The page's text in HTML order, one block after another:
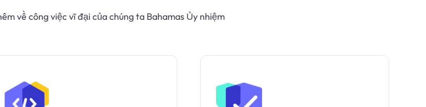
về công việc vĩ đại của chúng ta Bahamas Ủy nhiệm